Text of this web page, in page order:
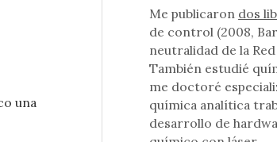
partido a la IA»: la estructura de las
una
Me publicaron dos
de control (2008,
neutralidad de la
También estudié
me doctoré
química analítica
desarrollo de